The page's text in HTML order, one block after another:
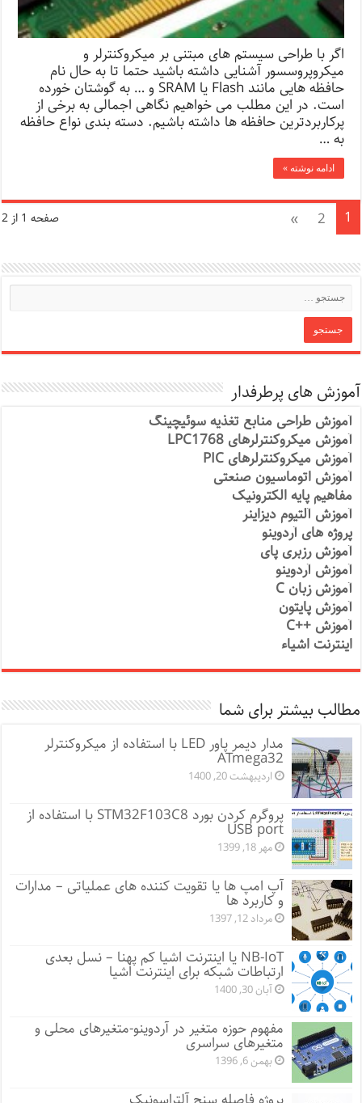
اگر با طراحی سیستم های مبتنی بر میکروکنترلر و
میکروپروسسور آشنایی داشته باشید حتما تا به حال نام
حافظه هایی مانند Flash یا SRAM و … به گوشتان خورده
است. در این مطلب می خواهیم نگاهی اجمالی به برخی از
پرکاربردترین حافظه ها داشته باشیم. دسته بندی نواع حافظه
به …
ادامه نوشته »
صفحه 1 از 2 1
2
»
آموزش های پرطرفدار
آموزش طراحی منابع تغذیه سوئیچینگ
آموزش میکروکنترلرهای LPC1768
آموزش میکروکنترلرهای PIC
آموزش اتوماسیون صنعتی
مفاهیم پایه الکترونیک
آموزش آلتیوم دیزاینر
پروژه های آردوینو
آموزش رزبری پای
آموزش آردوینو
آموزش زبان C
آموزش پایتون
آموزش ++C
اینترنت اشیاء
مطالب بیشتر برای شما
مدار دیمر پاور LED با استفاده از میکروکنترلر
ATmega32
اردیبهشت 20, 1400
پروگرم کردن بورد STM32F103C8 با استفاده از
USB port
مهر 18, 1399
آپ امپ ها یا تقویت کننده های عملیاتی – مدارات
و کاربرد ها
مرداد 12, 1397
NB-IoT یا اینترنت اشیا کم پهنا – نسل بعدی
ارتباطات شبکه برای اینترنت اشیا
آبان 30, 1400
مفهوم حوزه متغیر در آردوینو-متغیرهای محلی و
متغیرهای سراسری
بهمن 6, 1396